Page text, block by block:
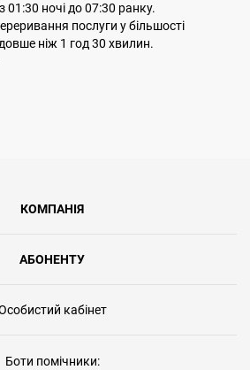
01:30 ночі до 07:30 ранку.
послуги у більшості
ніж 1 год 30 хвилин.
КОМПАНІЯ
АБОНЕНТУ
кабінет
Боти помічники: